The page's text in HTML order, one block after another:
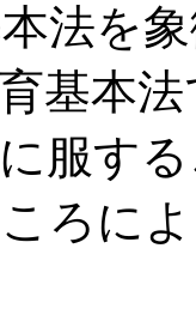
法を
基本
服す
ろに